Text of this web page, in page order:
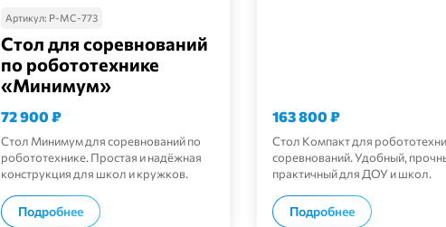
Артикул: Р-МС-773
Стол для соревнований
по робототехнике
«Минимум»
72 900₽
Стол Минимум для соревнований по
робототехнике. Простая и надёжная
конструкция для школ и кружков.
Подробнее
163 800₽
Стол Компакт для
соревнований. Удобный,
практичный для ДОУ и школ.
Подробнее